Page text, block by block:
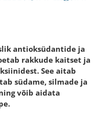
antioksüdantide ja
rakkude kaitset ja
See aitab
südame, silmade ja
võib aidata